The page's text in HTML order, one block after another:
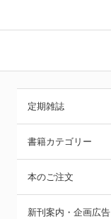
定期雑誌
書籍カテゴリー
本のご注文
新刊案内・企画広告